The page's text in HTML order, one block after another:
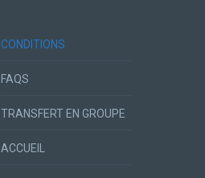
CONDITIONS
FAQS
TRANSFERT EN GROUPE
ACCUEIL